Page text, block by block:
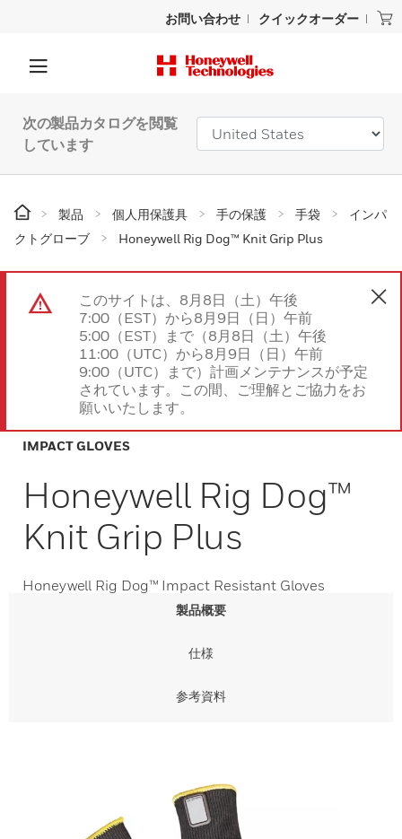
お問い合わせ クイックオーダー
次の製品カタログを閲覧
しています
製品 個人用保護具 手の保護 手袋
インパ
クトグローブ
Honeywell Rig Dog™ Knit Grip Plus
このサイトは、8月8日（土）午後
7:00（EST）から8月9日（日）午前
5:00（EST）まで（8月8日（土）午後
11:00（UTC）から8月9日（日）午前
9:00（UTC）まで）計画メンテナンスが予定
されています。この間、ご理解とご協力をお
願いいたします。
IMPACT GLOVES
Honeywell Rig Dog™
Knit Grip Plus
Honeywell Rig Dog™ Impact Resistant Gloves
製品概要
仕様
参考資料